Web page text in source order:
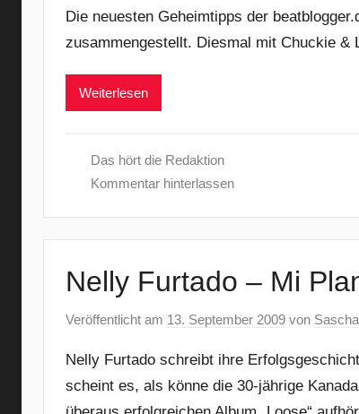
Die neuesten Geheimtipps der
zusammengestellt. Diesmal mit Chuckie &
Weiterlesen
Das hört die Redaktion
Kommentar hinterlassen
Nelly Furtado – Mi
Veröffentlicht am 13. September 2009 von
Nelly Furtado schreibt ihre
scheint es, als könne die 30-jährige